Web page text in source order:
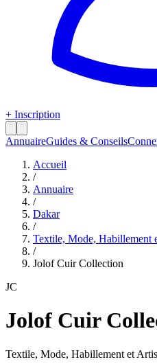
+ Inscription
AnnuaireGuides & Conseils
Accueil
/
Annuaire
/
Dakar
/
Textile, Mode, Habillement
/
Jolof Cuir Collection
JC
Jolof Cuir
Textile, Mode, Habillement et